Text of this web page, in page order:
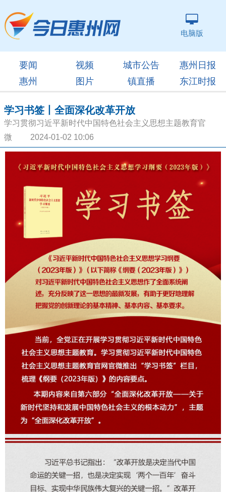
电脑版
要闻 视频 城市公告
惠州日报
惠州
图片 镇直播 东江时报
学习书签丨全面深化改革开放
学习贯彻习近平新时代中国特色社会主义思想主题教育官
微 2024-01-02 10:06